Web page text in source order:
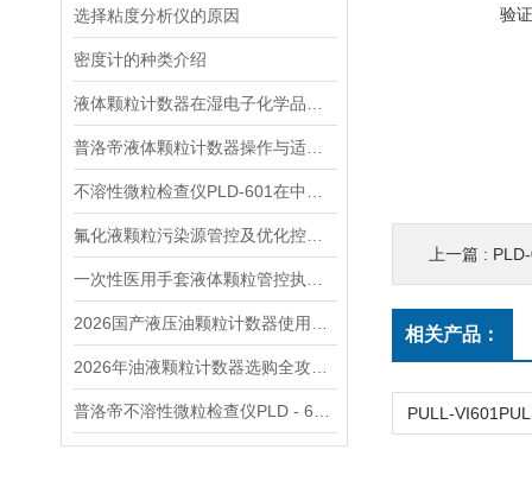
选择粘度分析仪的原因
密度计的种类介绍
验
上一篇 :
相关产品：